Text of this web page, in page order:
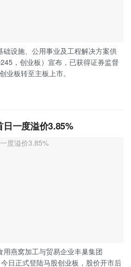
设施、公用事业及工程解决方案供
，创业板）宣布，已获得证券监督
业板转至主板上市。
一度溢价3.85%
燕窝加工与贸易企业丰巢集团
日正式登陆马股创业板，股价开市后